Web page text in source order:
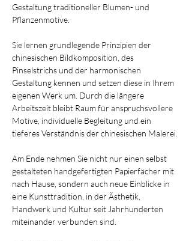
Gestaltung traditioneller Blumen- und
Pflanzenmotive.
Sie lernen grundlegende Prinzipien der
chinesischen Bildkomposition, des
Pinselstrichs und der harmonischen
Gestaltung kennen und setzen diese in Ihrem
eigenen Werk um. Durch die längere
Arbeitszeit bleibt Raum für anspruchsvollere
Motive, individuelle Begleitung und ein
tieferes Verständnis der chinesischen Malerei.
Am Ende nehmen Sie nicht nur einen selbst
gestalteten handgefertigten Papierfächer mit
nach Hause, sondern auch neue Einblicke in
eine Kunsttradition, in der Ästhetik,
Handwerk und Kultur seit Jahrhunderten
miteinander verbunden sind.